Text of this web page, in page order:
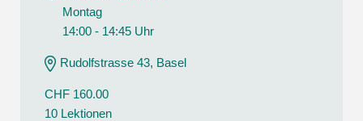
Montag
14:00 - 14:45 Uhr
Rudolfstrasse 43, Basel
CHF 160.00
10 Lektionen